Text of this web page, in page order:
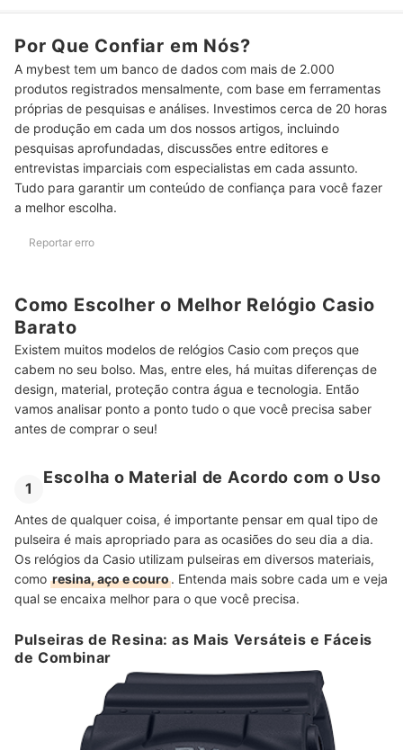
Mulheres Precisam Ter Atenção com as Medidas dos
Top 10 Melhores Relógios Casio Baratos
Cuidados Essenciais para Conservar sua Pulseira de Couro
Por Que Confiar em Nós?
A mybest tem um banco de dados com mais de 2.000
produtos registrados mensalmente, com base em ferramentas
próprias de pesquisas e análises. Investimos cerca de 20 horas
de produção em cada um dos nossos artigos, incluindo
pesquisas aprofundadas, discussões entre editores e
entrevistas imparciais com especialistas em cada assunto.
Tudo para garantir um conteúdo de confiança para você fazer
a melhor escolha.
Reportar erro
Como Escolher o Melhor Relógio Casio
Barato
Existem muitos modelos de relógios Casio com preços que
cabem no seu bolso. Mas, entre eles, há muitas diferenças de
design, material, proteção contra água e tecnologia. Então
vamos analisar ponto a ponto tudo o que você precisa saber
antes de comprar o seu!
1
Escolha o Material de Acordo com o Uso
Antes de qualquer coisa, é importante pensar em qual tipo de
pulseira é mais apropriado para as ocasiões do seu dia a dia.
Os relógios da Casio utilizam pulseiras em diversos materiais,
como resina, aço e couro. Entenda mais sobre cada um e veja
qual se encaixa melhor para o que você precisa.
Pulseiras de Resina: as Mais Versáteis e Fáceis
de Combinar